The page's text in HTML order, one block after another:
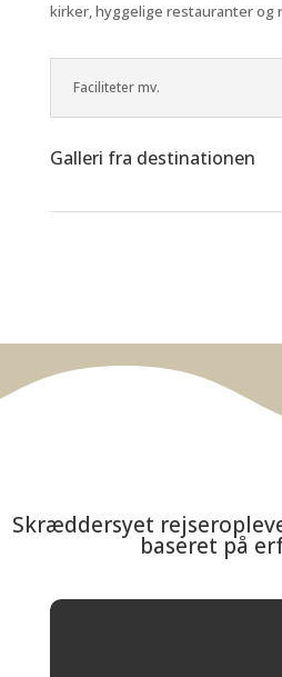
kirker, hyggelige restauranter og
Faciliteter mv.
Galleri fra destinationen
Skræddersyet
baseret på